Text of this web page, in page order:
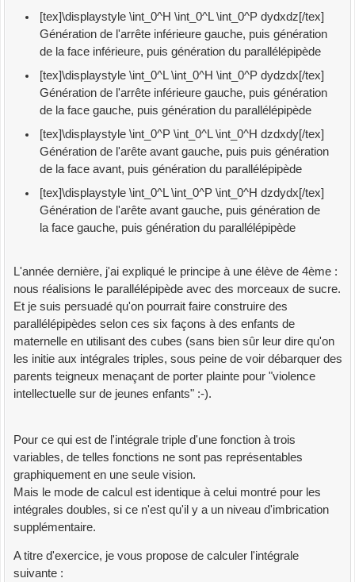
[tex]\displaystyle \int_0^H \int_0^L \int_0^P dydxdz[/tex]
Génération de l'arrête inférieure gauche, puis génération
de la face inférieure, puis génération du parallélépipède
[tex]\displaystyle \int_0^L \int_0^H \int_0^P dydzdx[/tex]
Génération de l'arrête inférieure gauche, puis génération
de la face gauche, puis génération du parallélépipède
[tex]\displaystyle \int_0^P \int_0^L \int_0^H dzdxdy[/tex]
Génération de l'arête avant gauche, puis puis génération
de la face avant, puis génération du parallélépipède
[tex]\displaystyle \int_0^L \int_0^P \int_0^H dzdydx[/tex]
Génération de l'arête avant gauche, puis génération de
la face gauche, puis génération du parallélépipède
L'année dernière, j'ai expliqué le principe à une élève de 4ème :
nous réalisions le parallélépipède avec des morceaux de sucre.
Et je suis persuadé qu'on pourrait faire construire des
parallélépipèdes selon ces six façons à des enfants de
maternelle en utilisant des cubes (sans bien sûr leur dire qu'on
les initie aux intégrales triples, sous peine de voir débarquer des
parents teigneux menaçant de porter plainte pour "violence
intellectuelle sur de jeunes enfants" :-).
Pour ce qui est de l'intégrale triple d'une fonction à trois
variables, de telles fonctions ne sont pas représentables
graphiquement en une seule vision.
Mais le mode de calcul est identique à celui montré pour les
intégrales doubles, si ce n'est qu'il y a un niveau d'imbrication
supplémentaire.
A titre d'exercice, je vous propose de calculer l'intégrale
suivante :